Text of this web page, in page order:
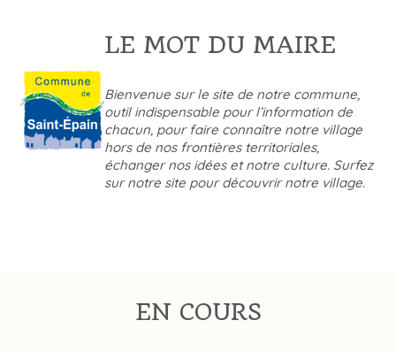
LE MOT DU MAIRE
Bienvenue sur le site de notre commune,
outil indispensable pour l’information de
chacun, pour faire connaître notre village
hors de nos frontières territoriales,
échanger nos idées et notre culture. Surfez
sur notre site pour découvrir notre village.
EN COURS